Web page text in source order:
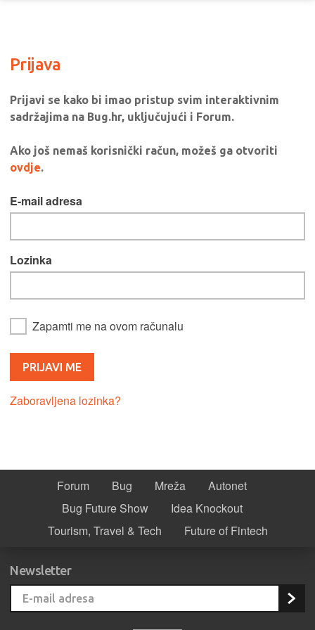
Prijava
Prijavi se kako bi imao pristup svim interaktivnim
sadržajima na Bug.hr, uključujući i Forum.
Ako još nemaš korisnički račun, možeš ga otvoriti
ovdje.
E-mail adresa
Lozinka
Zapamti me na ovom računalu
Zaboravljena lozinka?
Forum Bug Mreža
Autonet
Bug Future Show
Idea Knockout
Tourism, Travel & Tech
Future of Fintech
Newsletter